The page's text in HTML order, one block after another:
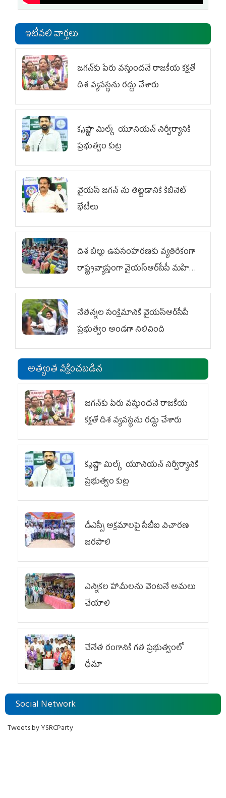
ఇటీవలి వార్తలు
జగన్‌కు పేరు వస్తుందనే రాజకీయ కక్షతో
దిశ వ్య‌వ‌స్థ‌ను రద్దు చేశారు
కృష్ణా మిల్క్‌ యూనియన్‌ నిర్వీర్యానికి
ప్రభుత్వం కుట్ర
వైయ‌స్ జగన్‌ ను తిట్టడానికే కేబినెట్‌
భేటీలు
దిశ బిల్లు ఉపసంహరణకు వ్యతిరేకంగా
రాష్ట్రవ్యాప్తంగా వైయ‌స్ఆర్‌సీపీ మహిళా
విభాగం ఆందోళనలు
నేతన్నల సంక్షేమానికి వైయ‌స్ఆర్‌సీపీ
ప్రభుత్వం అండగా నిలిచింది
అత్యంత వీక్షించబడిన
జగన్‌కు పేరు వస్తుందనే రాజకీయ
కక్షతో దిశ వ్య‌వ‌స్థ‌ను రద్దు చేశారు
కృష్ణా మిల్క్‌ యూనియన్‌ నిర్వీర్యానికి
ప్రభుత్వం కుట్ర
డీఎస్సీ అక్రమాలపై సీబీఐ విచారణ
జరపాలి
ఎన్నికల హామీలను వెంటనే అమలు
చేయాలి
చేనేత రంగానికి గత ప్రభుత్వంలో
ధీమా
Social Network
Tweets by YSRCParty